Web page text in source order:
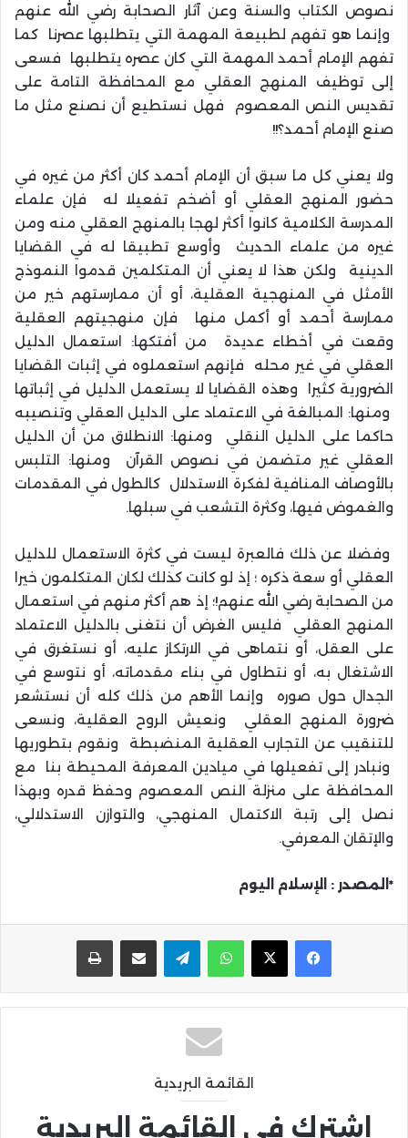
نصوص الكتاب والسنة وعن آثار الصحابة رضي الله عنهم
وإنما هو تفهم لطبيعة المهمة التي يتطلبها عصرنا كما
تفهم الإمام أحمد المهمة التي كان عصره يتطلبها فسعى
إلى توظيف المنهج العقلي مع المحافظة التامة على
تقديس النص المعصوم فهل نستطيع أن نصنع مثل ما
صنع الإمام أحمد؟!!
ولا يعني كل ما سبق أن الإمام أحمد كان أكثر من غيره في
حضور المنهج العقلي أو أضخم تفعيلا له فإن علماء
المدرسة الكلامية كانوا أكثر لهجا بالمنهج العقلي منه ومن
غيره من علماء الحديث وأوسع تطبيقا له في القضايا
الدينية ولكن هذا لا يعني أن المتكلمين قدموا النموذج
الأمثل في المنهجية العقلية، أو أن ممارستهم خير من
ممارسة أحمد أو أكمل منها فإن منهجيتهم العقلية
وقعت في أخطاء عديدة من أفتكها: استعمال الدليل
العقلي في غير محله فإنهم استعملوه في إثبات القضايا
الضرورية كثيرا وهذه القضايا لا يستعمل الدليل في إثباتها
ومنها: المبالغة في الاعتماد على الدليل العقلي وتنصيبه
حاكما على الدليل النقلي ومنها: الانطلاق من أن الدليل
العقلي غير متضمن في نصوص القرآن ومنها: التلبس
بالأوصاف المنافية لفكرة الاستدلال كالطول في المقدمات
والغموض فيها، وكثرة التشعب في سبلها.
وفضلا عن ذلك فالعبرة ليست في كثرة الاستعمال للدليل
العقلي أو سعة ذكره ؛ إذ لو كانت كذلك لكان المتكلمون خيرا
من الصحابة رضي الله عنهم!؛ إذ هم أكثر منهم في استعمال
المنهج العقلي فليس الغرض أن نتغنى بالدليل الاعتماد
على العقل، أو نتماهى في الارتكاز عليه، أو نستغرق في
الاشتغال به، أو نتطاول في بناء مقدماته، أو نتوسع في
الجدال حول صوره وإنما الأهم من ذلك كله أن نستشعر
ضرورة المنهج العقلي ونعيش الروح العقلية، ونسعى
للتنقيب عن التجارب العقلية المنضبطة ونقوم بتطوريها
ونبادر إلى تفعيلها في ميادين المعرفة المحيطة بنا مع
المحافظة على منزلة النص المعصوم وحفظ قدره وبهذا
نصل إلى رتبة الاكتمال المنهجي، والتوازن الاستدلالي،
والإتقان المعرفي.
*المصدر : الإسلام اليوم
واتساب تيلقرام مشاركة عبر البريد
القائمة البريدية
اشترك في القائمة البريدية